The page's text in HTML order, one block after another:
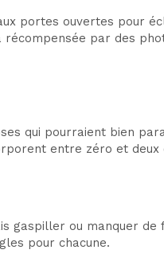
portes ouvertes pour
par des
qui pourraient bien
entre zéro et deux
gaspiller ou manquer
pour chacune.